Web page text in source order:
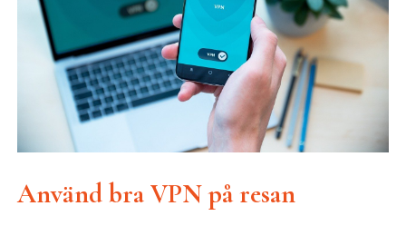
Använd bra VPN på resan